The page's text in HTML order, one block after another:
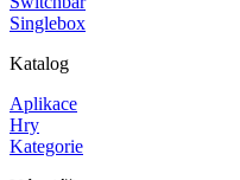
Singlebox
Katalog
Aplikace
Hry
Kategorie